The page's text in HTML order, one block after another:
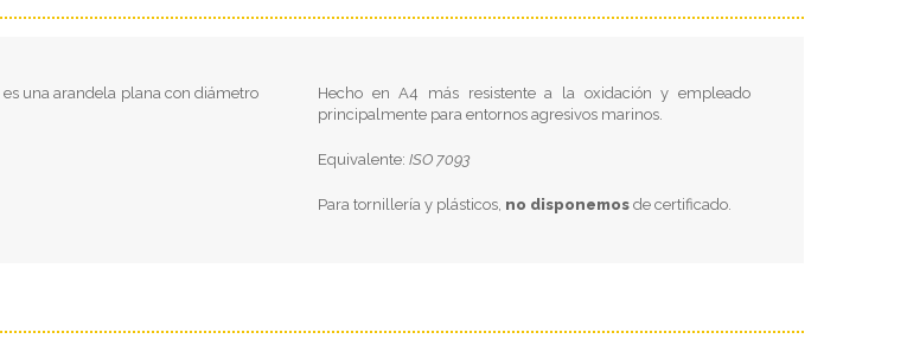
es una arandela plana con diámetro
Hecho en A4 más resistente a la oxidación y empleado
principalmente para entornos agresivos marinos.
Equivalente: ISO 7093
Para tornillería y plásticos, no disponemos de certificado.